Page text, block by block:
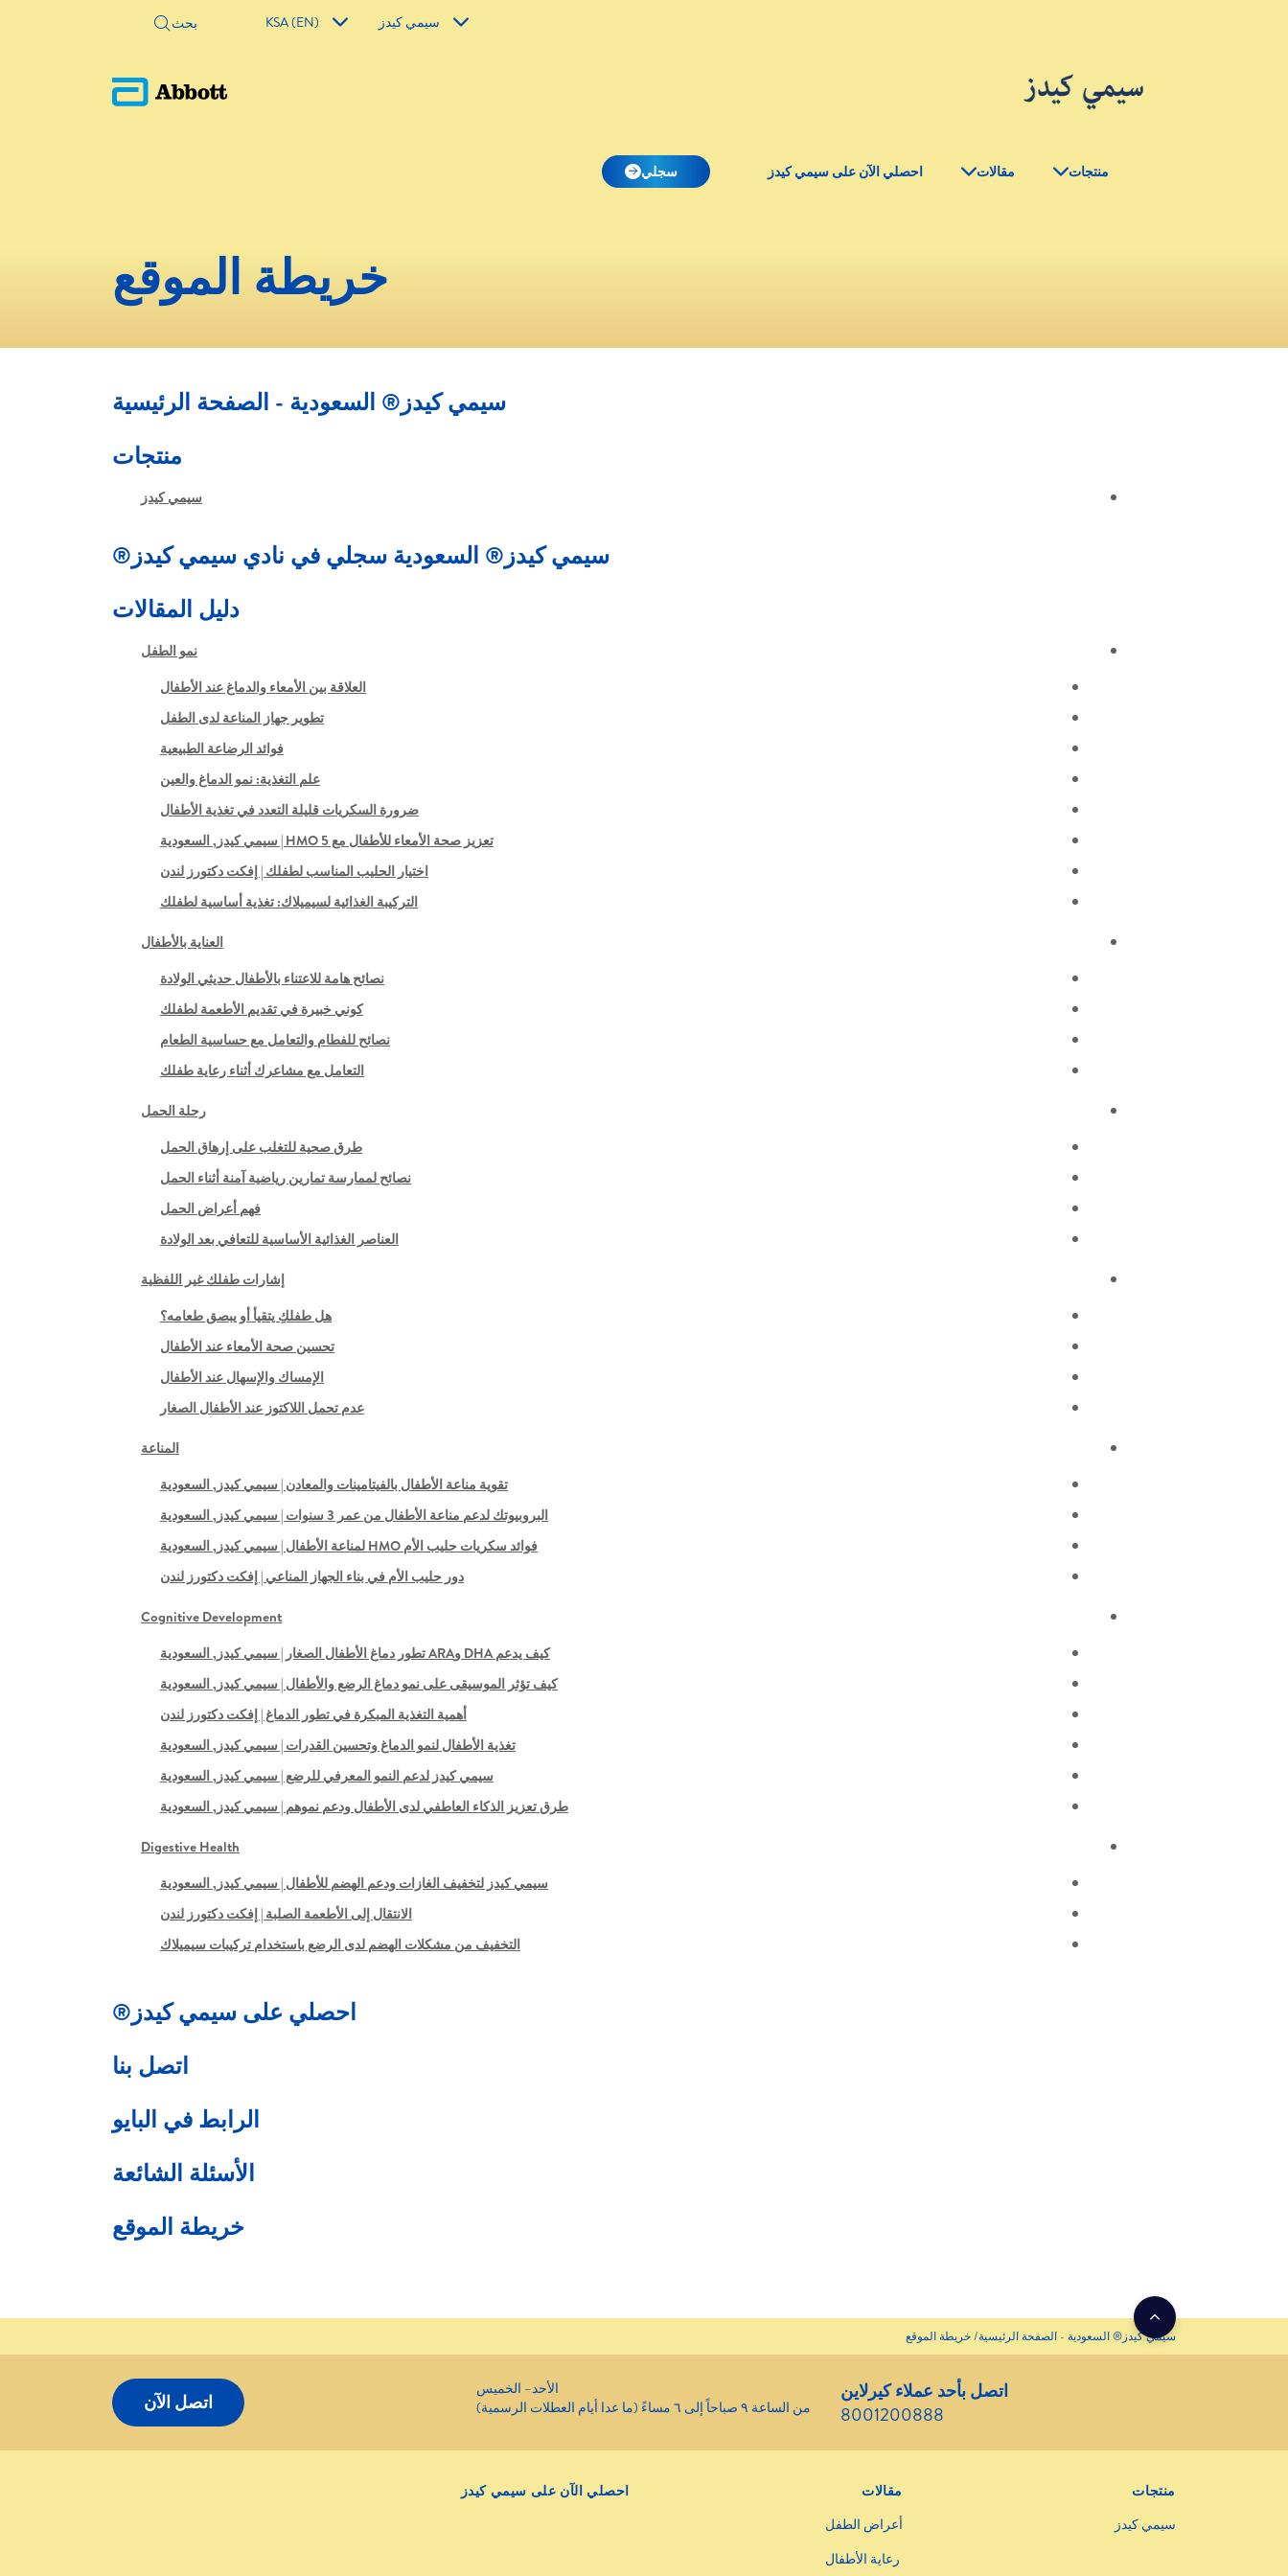
سيمي كيدز KSA (EN)
منتجات مقالات احصلي الآن على سيمي كيدز سجلي
خريطة الموقع
سيمي كيدز® السعودية - الصفحة الرئيسية
منتجات
سيمي كيدز
سيمي كيدز® السعودية سجلي في نادي سيمي كيدز®
دليل المقالات
نمو الطفل
العلاقة بين الأمعاء والدماغ عند الأطفال
تطوير جهاز المناعة لدى الطفل
فوائد الرضاعة الطبيعية
علم التغذية: نمو الدماغ والعين
ضرورة السكريات قليلة التعدد في تغذية الأطفال
تعزيز صحة الأمعاء للأطفال مع 5 HMO | سيمي كيدز, السعودية
اختيار الحليب المناسب لطفلك | إفكت دكتورز لندن
التركيبة الغذائية لسيميلاك: تغذية أساسية لطفلك
العناية بالأطفال
نصائح هامة للاعتناء بالأطفال حديثي الولادة
كوني خبيرة في تقديم الأطعمة لطفلك
نصائح للفطام والتعامل مع حساسية الطعام
التعامل مع مشاعرك أثناء رعاية طفلك
رحلة الحمل
طرق صحية للتغلب على إرهاق الحمل
نصائح لممارسة تمارين رياضية آمنة أثناء الحمل
فهم أعراض الحمل
العناصر الغذائية الأساسية للتعافي بعد الولادة
إشارات طفلك غير اللفظية
هل طفلكِ يتقيأ أو يبصق طعامه؟
تحسين صحة الأمعاء عند الأطفال
الإمساك والإسهال عند الأطفال
عدم تحمل اللاكتوز عند الأطفال الصغار
المناعة
تقوية مناعة الأطفال بالفيتامينات والمعادن | سيمي كيدز, السعودية
البروبيوتك لدعم مناعة الأطفال من عمر 3 سنوات | سيمي كيدز, السعودية
فوائد سكريات حليب الأم HMO لمناعة الأطفال | سيمي كيدز, السعودية
دور حليب الأم في بناء الجهاز المناعي | إفكت دكتورز لندن
Cognitive Development
كيف يدعم DHA وARA تطور دماغ الأطفال الصغار | سيمي كيدز, السعودية
كيف تؤثر الموسيقى على نمو دماغ الرضع والأطفال | سيمي كيدز, السعودية
أهمية التغذية المبكرة في تطور الدماغ | إفكت دكتورز لندن
تغذية الأطفال لنمو الدماغ وتحسين القدرات | سيمي كيدز, السعودية
سيمي كيدز لدعم النمو المعرفي للرضع | سيمي كيدز, السعودية
طرق تعزيز الذكاء العاطفي لدى الأطفال ودعم نموهم | سيمي كيدز, السعودية
Digestive Health
سيمي كيدز لتخفيف الغازات ودعم الهضم للأطفال | سيمي كيدز, السعودية
الانتقال إلى الأطعمة الصلبة | إفكت دكتورز لندن
التخفيف من مشكلات الهضم لدى الرضع باستخدام تركيبات سيميلاك
احصلي على سيمي كيدز®
اتصل بنا
الرابط في البايو
الأسئلة الشائعة
خريطة الموقع
سيمي كيدز® السعودية - الصفحة الرئيسية خريطة الموقع
اتصل بأحد عملاء كيرلاين
8001200888
الأحد– الخميس
من الساعة ٩ صباحاً إلى ٦ مساءً (ما عدا أيام العطلات الرسمية)
اتصل الآن
منتجات
سيمي كيدز
مقالات
أعراض الطفل
رعاية الأطفال
احصلي الآن على سيمي كيدز